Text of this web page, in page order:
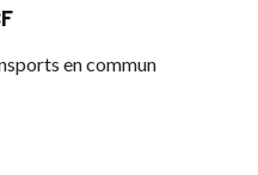
en commun